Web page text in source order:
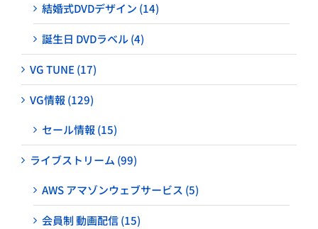
結婚式DVDデザイン (14)
誕生日 DVDラベル (4)
VG TUNE (17)
VG情報 (129)
セール情報 (15)
ライブストリーム (99)
AWS アマゾンウェブサービス (5)
会員制 動画配信 (15)